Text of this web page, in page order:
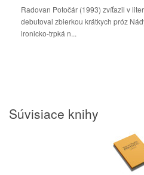
Radovan Potočár (1993) zvíťazil v
debutoval zbierkou krátkych próz
ironicko-trpká n...
Súvisiace knihy